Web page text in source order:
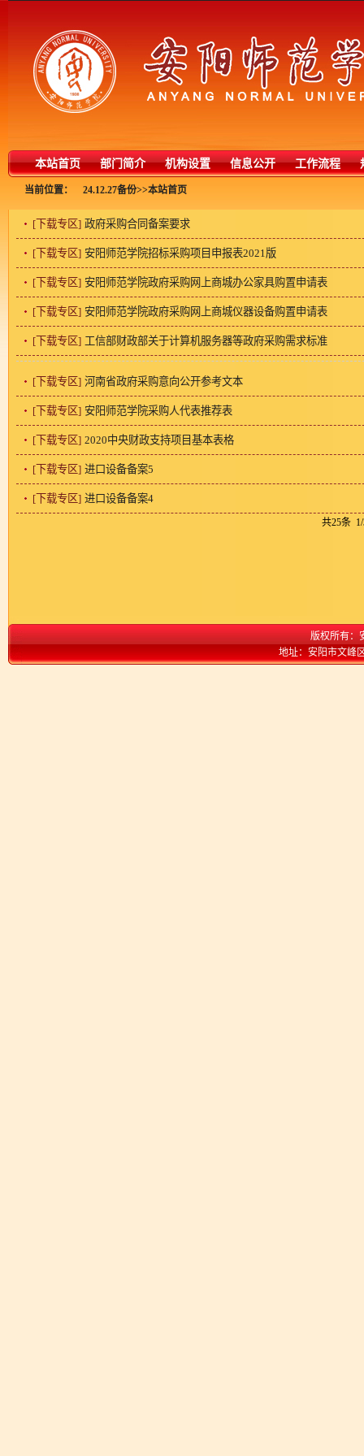
本站首页 部门简介 机构设置 信息公开 工作流程
当前位置： 本站首页
>>
24.12.27备份
[下载专区] 政府采购合同备案要求
[下载专区] 安阳师范学院招标采购项目申报表2021版
[下载专区] 安阳师范学院政府采购网上商城办公家具购置申请表
[下载专区] 安阳师范学院政府采购网上商城仪器设备购置申请表
[下载专区] 工信部财政部关于计算机服务器等政府采购需求标准
[下载专区] 河南省政府采购意向公开参考文本
[下载专区] 安阳师范学院采购人代表推荐表
[下载专区] 2020中央财政支持项目基本表格
[下载专区] 进口设备备案5
[下载专区] 进口设备备案4
共25条
版权所有：
地址：安阳市文峰区